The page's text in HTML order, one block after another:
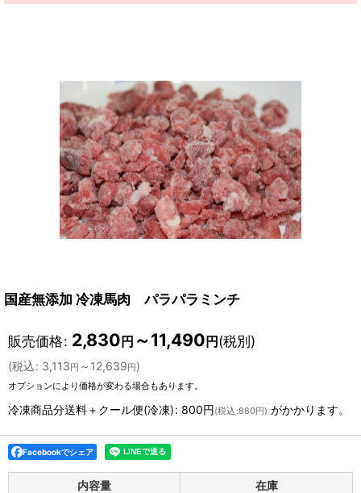
国産無添加 冷凍馬肉 パラパラミンチ
販売価格: 2,830 円 ～11,490 円 (税別)
(税込: 3,113円 ～12,639円)
オプションにより価格が変わる場合もあります。
冷凍商品分送料＋クール便(冷凍): 800円(税込 :880円) がかかります。
Facebookでシェア
内容量
在庫